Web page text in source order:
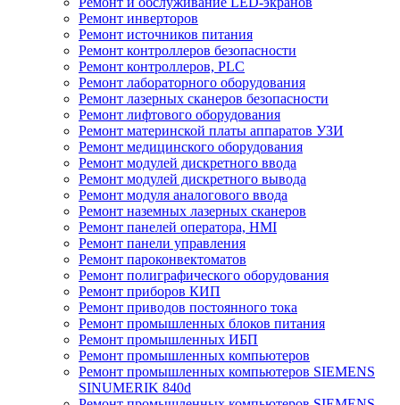
Ремонт инверторов
Ремонт источников питания
Ремонт контроллеров безопасности
Ремонт контроллеров, PLC
Ремонт лабораторного оборудования
Ремонт лазерных сканеров безопасности
Ремонт лифтового оборудования
Ремонт материнской платы аппаратов УЗИ
Ремонт медицинского оборудования
Ремонт модулей дискретного ввода
Ремонт модулей дискретного вывода
Ремонт модуля аналогового ввода
Ремонт наземных лазерных сканеров
Ремонт панелей оператора, HMI
Ремонт панели управления
Ремонт пароконвектоматов
Ремонт полиграфического оборудования
Ремонт приборов КИП
Ремонт приводов постоянного тока
Ремонт промышленных блоков питания
Ремонт промышленных ИБП
Ремонт промышленных компьютеров
Ремонт промышленных компьютеров SIEMENS
SINUMERIK 840d